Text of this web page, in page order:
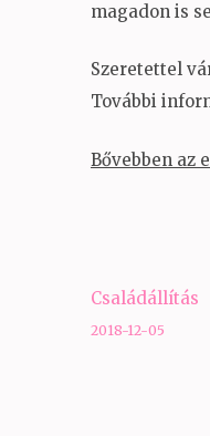
magadon is
Szeretettel
További
Bővebben az
Bejegyzés
navigáció
Családállítás
2018-12-05